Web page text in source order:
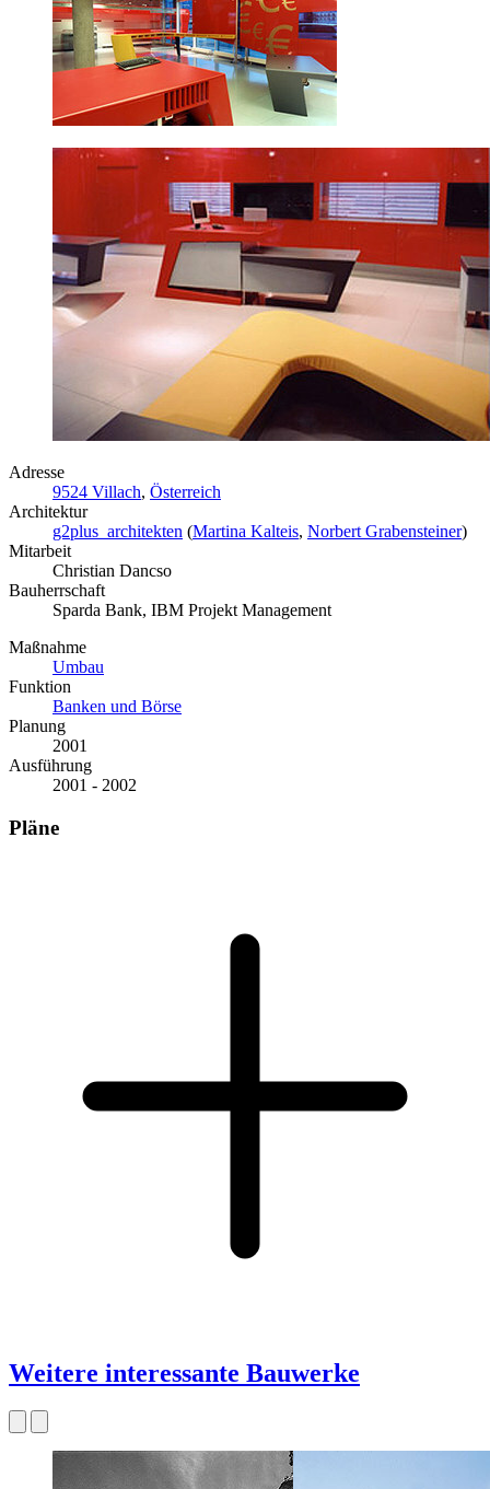
Adresse
9524 Villach, Österreich
Architektur
g2plus_architekten (Martina Kalteis, Norbert Grabensteiner)
Mitarbeit
Christian Dancso
Bauherrschaft
Sparda Bank, IBM Projekt Management
Maßnahme
Umbau
Funktion
Banken und Börse
Planung
2001
Ausführung
2001 - 2002
Pläne
Weitere interessante Bauwerke